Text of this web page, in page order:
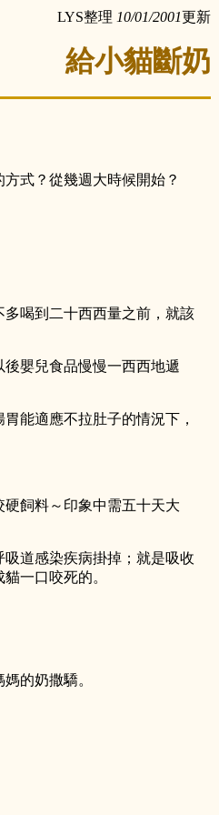
LYS整理 10/01/2001更新
給小貓斷奶
式？從幾週大時候開始？
喝到二十西西量之前，就該
嬰兒食品慢慢一西西地遞
能適應不拉肚子的情況下，
飼料～印象中需五十天大
道感染疾病掛掉；就是吸收
一口咬死的。
的奶撒驕。